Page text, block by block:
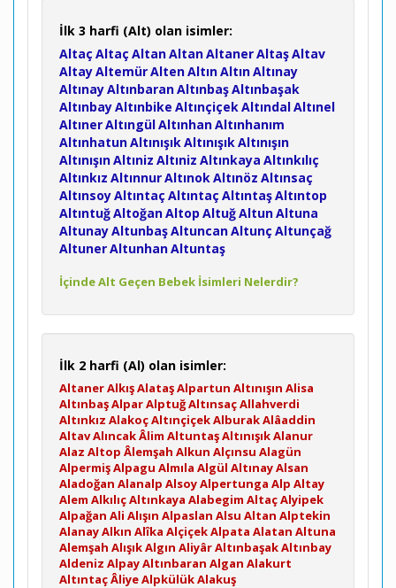
İlk 3 harfi (Alt) olan isimler:
Altaç Altaç AltanAltanAltanerAltaşAltav
AltayAltemürAltenAltınAltınAltınay
AltınayAltınbaranAltınbaşAltınbaşak
AltınbayAltınbike AltınçiçekAltındalAltınel
AltınerAltıngülAltınhanAltınhanım
AltınhatunAltınışıkAltınışıkAltınışın
AltınışınAltıniz Altıniz Altınkaya Altınkılıç
Altınkız AltınnurAltınokAltınöz Altınsaç
AltınsoyAltıntaç Altıntaç AltıntaşAltıntop
AltıntuğAltoğanAltop AltuğAltunAltuna
AltunayAltunbaşAltuncanAltunç Altunçağ
AltunerAltunhanAltuntaş
İçinde Alt Geçen Bebek İsimleri Nelerdir?
İlk 2 harfi (Al) olan isimler:
AltanerAlkışAlataşAlpartun Altınışın Alisa
AltınbaşAlparAlptuğAltınsaçAllahverdi
Altınkız AlakoçAltınçiçekAlburakAlâaddin
AltavAlıncakÂlim AltuntaşAltınışıkAlanur
Alaz Altop Âlemşah Alkun Alçınsu Alagün
AlpermişAlpagu Almıla Algül AltınayAlsan
Aladoğan Alanalp AlsoyAlpertunga Alp Altay
Alem AlkılıçAltınkaya Alabegim AltaçAlyipek
Alpağan Ali Alışın Alpaslan Alsu Altan Alptekin
AlanayAlkın Alîka AlçiçekAlpata Alatan Altuna
Alemşah AlışıkAlgın AliyârAltınbaşakAltınbay
Aldeniz AlpayAltınbaran Algan Alakurt
AltıntaçÂliyeAlpkülükAlakuş